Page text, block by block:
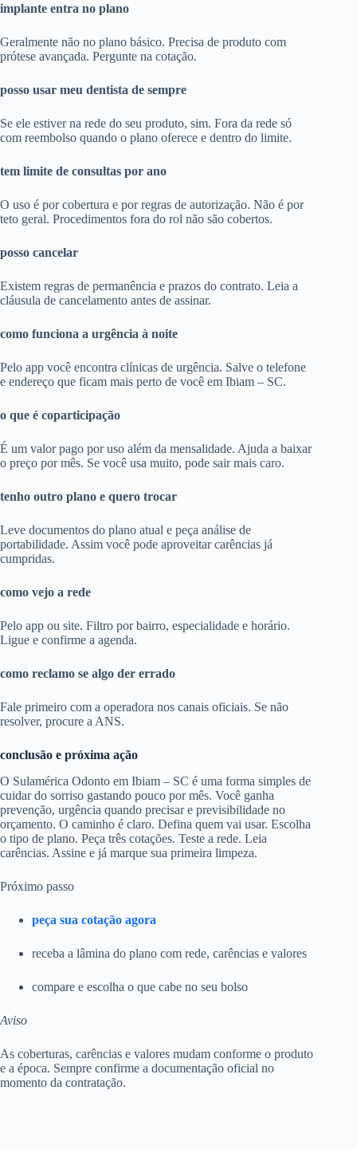
implante entra no plano
Geralmente não no plano básico. Precisa de produto com
prótese avançada. Pergunte na cotação.
posso usar meu dentista de sempre
Se ele estiver na rede do seu produto, sim. Fora da rede só
com reembolso quando o plano oferece e dentro do limite.
tem limite de consultas por ano
O uso é por cobertura e por regras de autorização. Não é por
teto geral. Procedimentos fora do rol não são cobertos.
posso cancelar
Existem regras de permanência e prazos do contrato. Leia a
cláusula de cancelamento antes de assinar.
como funciona a urgência à noite
Pelo app você encontra clínicas de urgência. Salve o telefone
e endereço que ficam mais perto de você em Ibiam – SC.
o que é coparticipação
É um valor pago por uso além da mensalidade. Ajuda a baixar
o preço por mês. Se você usa muito, pode sair mais caro.
tenho outro plano e quero trocar
Leve documentos do plano atual e peça análise de
portabilidade. Assim você pode aproveitar carências já
cumpridas.
como vejo a rede
Pelo app ou site. Filtro por bairro, especialidade e horário.
Ligue e confirme a agenda.
como reclamo se algo der errado
Fale primeiro com a operadora nos canais oficiais. Se não
resolver, procure a ANS.
conclusão e próxima ação
O Sulamérica Odonto em Ibiam – SC é uma forma simples de
cuidar do sorriso gastando pouco por mês. Você ganha
prevenção, urgência quando precisar e previsibilidade no
orçamento. O caminho é claro. Defina quem vai usar. Escolha
o tipo de plano. Peça três cotações. Teste a rede. Leia
carências. Assine e já marque sua primeira limpeza.
Próximo passo
peça sua cotação agora
receba a lâmina do plano com rede, carências e valores
compare e escolha o que cabe no seu bolso
Aviso
As coberturas, carências e valores mudam conforme o produto
e a época. Sempre confirme a documentação oficial no
momento da contratação.